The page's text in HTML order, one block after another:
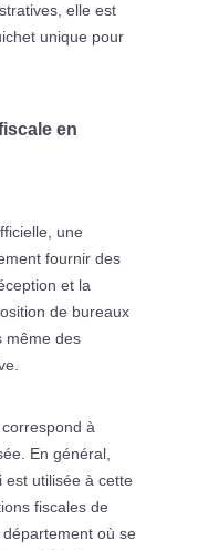
elle est
unique pour
en
une
fournir des
et la
de bureaux
même des
à
En général,
est utilisée à cette
fiscales de
où se